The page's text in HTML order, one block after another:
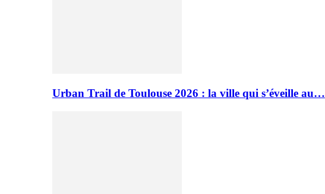
Urban Trail de Toulouse 2026 : la ville qui s’éveille au…